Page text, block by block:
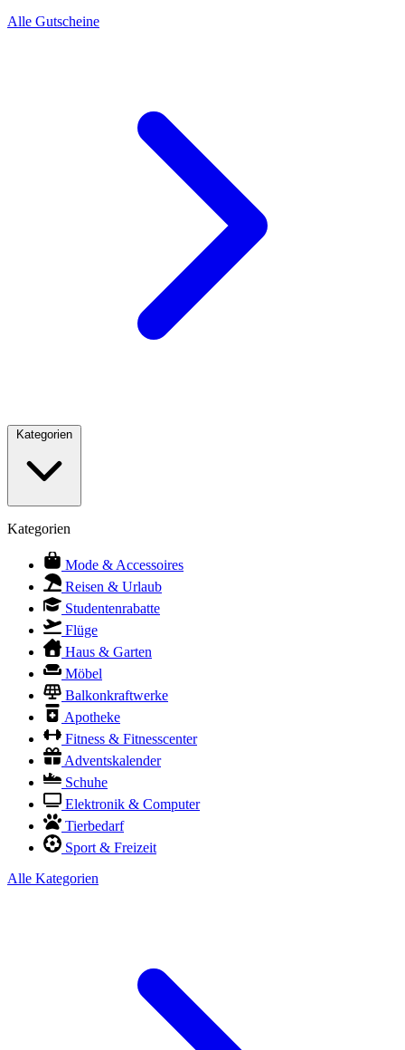
Alle Gutscheine
Kategorien
Mode & Accessoires
Reisen & Urlaub
Studentenrabatte
Flüge
Haus & Garten
Möbel
Balkonkraftwerke
Apotheke
Fitness & Fitnesscenter
Adventskalender
Schuhe
Elektronik & Computer
Tierbedarf
Sport & Freizeit
Alle Kategorien